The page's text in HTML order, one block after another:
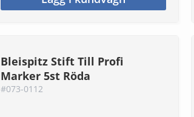
Bleispitz Stift Till Profi
Marker 5st Röda
#073-0112